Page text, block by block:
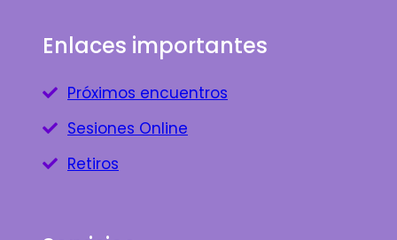
Enlaces importantes
Próximos encuentros
Sesiones Online
Retiros